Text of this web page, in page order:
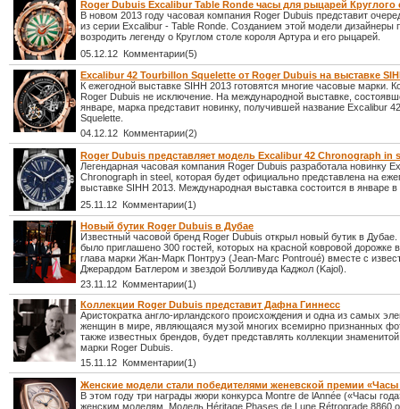
Roger Dubuis Excalibur Table Ronde часы для рыцарей Круглого
В новом 2013 году часовая компания Roger Dubuis представит
из серии Excalibur - Table Ronde. Созданием этой модели дизайнеры
возродить легенду о Круглом столе короля Артура и его рыцарей.
05.12.12 Комментарии(5)
Excalibur 42 Tourbillon Squelette от Roger Dubuis на выставке
К ежегодной выставке SIHH 2013 готовятся многие часовые марки.
Roger Dubuis не исключение. На международной выставке,
январе, марка представит новинку, получившей название Excalibur
Squelette.
04.12.12 Комментарии(2)
Roger Dubuis представляет модель Excalibur 42 Chronograph in
Легендарная часовая компания Roger Dubuis разработала новинку
Chronograph in steel, которая будет официально представлена на
выставке SIHH 2013. Международная выставка состоится в январе
25.11.12 Комментарии(1)
Новый бутик Roger Dubuis в Дубае
Известный часовой бренд Roger Dubuis открыл новый бутик в
было приглашено 300 гостей, которых на красной ковровой дорожке
глава марки Жан-Марк Понтруэ (Jean-Marc Pontroué) вместе с
Джерардом Батлером и звездой Болливуда Каджол (Kajol).
23.11.12 Комментарии(1)
Коллекции Roger Dubuis представит Дафна Гиннесс
Аристократка англо-ирландского происхождения и одна из самых
женщин в мире, являющаяся музой многих всемирно признанных
также известных брендов, будет представлять коллекции
марки Roger Dubuis.
15.11.12 Комментарии(1)
Женские модели стали победителями женевской премии «Часы
В этом году три награды жюри конкурса Montre de lAnnée («Часы
женским моделям. Модель Héritage Phases de Lune Rétrograde 8860